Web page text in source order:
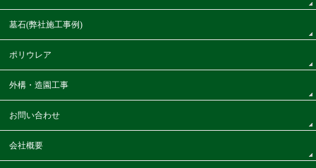
墓石(弊社施工事例)
ポリウレア
外構・造園工事
お問い合わせ
会社概要